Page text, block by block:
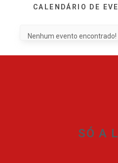
CALENDÁRIO DE
Nenhum evento encontrado!
SÓ A